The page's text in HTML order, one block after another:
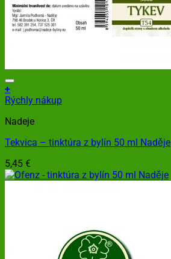
+
Rýchly nákup
Nadeje
Tekvica – tinktúra z bylín 50 ml Naděje
5,45 €